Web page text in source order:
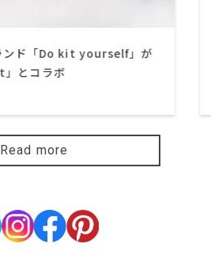
ンド「Do kit yourself」が
」とコラボ
Read more